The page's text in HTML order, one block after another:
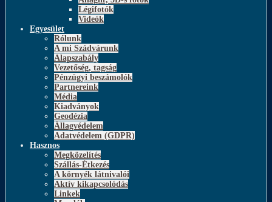
Légifotók
Videók
Egyesület
Rólunk
A mi Szádvárunk
Alapszabály
Vezetőség, tagság
Pénzügyi beszámolók
Partnereink
Média
Kiadványok
Geodézia
Állagvédelem
Adatvédelem (GDPR)
Hasznos
Megközelítés
Szállás-Étkezés
A környék látnivalói
Aktív kikapcsolódás
Linkek